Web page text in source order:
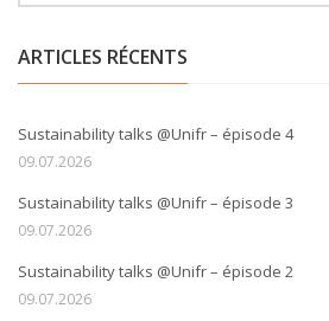
ARTICLES RÉCENTS
Sustainability talks @Unifr – épisode 4
09.07.2026
Sustainability talks @Unifr – épisode 3
09.07.2026
Sustainability talks @Unifr – épisode 2
09.07.2026